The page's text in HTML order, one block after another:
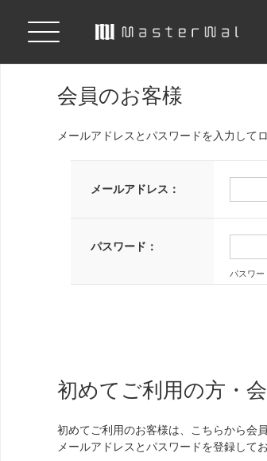
会員のお客様
メールアドレスとパスワードを入力して
メールアドレス：
パスワード：
パスワー
初めてご利用の方・
初めてご利用のお客様は、こちらから会
メールアドレスとパスワードを登録して